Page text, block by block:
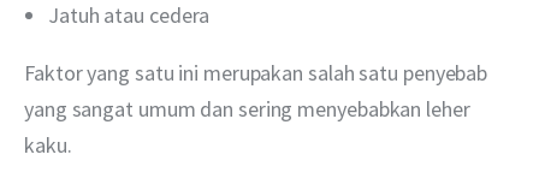
Jatuh atau cedera
Faktor yang satu ini merupakan salah satu penyebab
yang sangat umum dan sering menyebabkan leher
kaku.